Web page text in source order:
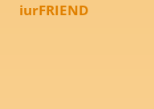
iurFRIEND